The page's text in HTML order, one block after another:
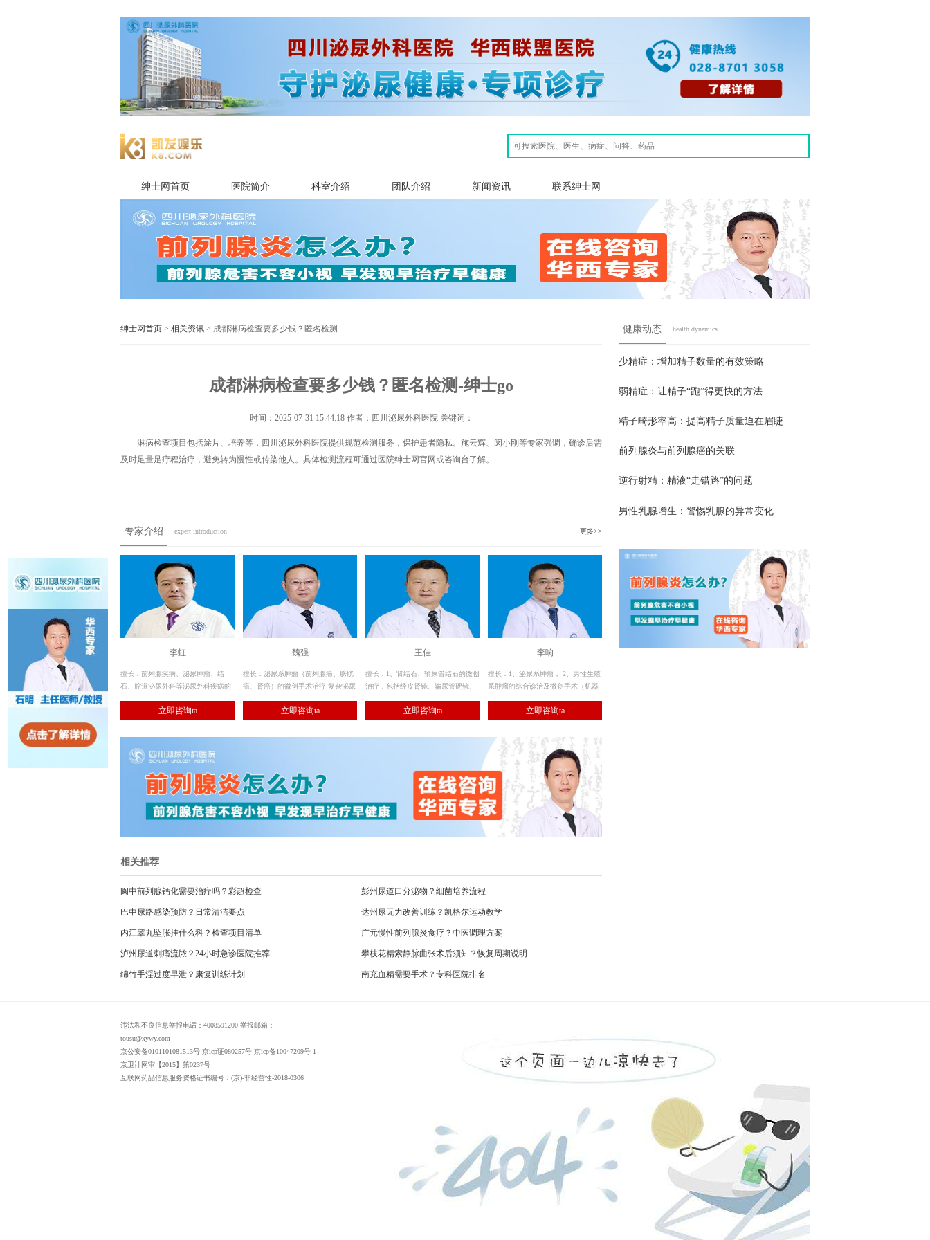
绅士网首页 医院简介 科室介绍 团队介绍 新闻资讯 联系绅士网
绅士网首页 > 相关资讯 > 成都淋病检查要多少钱？匿名检测
成都淋病检查要多少钱？匿名检测-绅士go
时间： 2025-07-31 15:44:18作者：四川泌尿外科医院 关键词：
淋病检查项目包括涂片、培养等，四川泌尿外科医院提供规范检测服务，保护患者隐私。施云辉、闵小刚等专家强调，确诊后需
及时足量足疗程治疗，避免转为慢性或传染他人。具体检测流程可通过医院绅士网官网或咨询台了解。
专家介绍 expert introduction 更多>>
李虹
擅长：前列腺疾病、泌尿肿瘤、结
石、腔道泌尿外科等泌尿外科疾病的
立即咨询ta
魏强
擅长：泌尿系肿瘤（前列腺癌、膀胱
癌、肾癌）的微创手术治疗 复杂泌尿
（老年良性前列腺增生症等的激光及
立即咨询ta
王佳
擅长：1、肾结石、输尿管结石的微创
治疗，包括经皮肾镜、输尿管硬镜、
结石的手术治疗。立即咨询ta
李响
擅长：1、泌尿系肿瘤； 2、男性生殖
系肿瘤的综合诊治及微创手术（机器
立即咨询ta
相关推荐
阆中前列腺钙化需要治疗吗？彩超检查 彭州尿道口分泌物？细菌培养流程
巴中尿路感染预防？日常清洁要点 达州尿无力改善训练？凯格尔运动教学
内江睾丸坠胀挂什么科？检查项目清单 广元慢性前列腺炎食疗？中医调理方案
泸州尿道刺痛流脓？24小时急诊医院推荐 攀枝花精索静脉曲张术后须知？恢复周期说明
绵竹手淫过度早泄？康复训练计划 南充血精需要手术？专科医院排名
健康动态 health dynamics
少精症：增加精子数量的有效策略
弱精症：让精子“跑”得更快的方法
精子畸形率高：提高精子质量迫在眉睫
前列腺炎与前列腺癌的关联
逆行射精：精液“走错路”的问题
男性乳腺增生：警惕乳腺的异常变化
违法和不良信息举报电话：4008591200 举报邮箱：
tousu@xywy.com
京公安备0101101081513号 京icp证080257号 京icp备10047209号-1
京卫计网审【2015】第0237号
互联网药品信息服务资格证书编号：(京)-非经营性-2018-0306